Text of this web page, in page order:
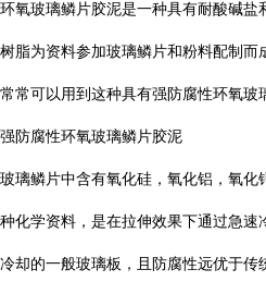
环氧玻璃鳞片胶泥是一种具有耐酸碱盐
树脂为资料参加玻璃鳞片和粉料配制而
常常可以用到这种具有强防腐性环氧玻
强防腐性环氧玻璃鳞片胶泥
玻璃鳞片中含有氧化硅，氧化铝，氧化
种化学资料，是在拉伸效果下通过急
冷却的一般玻璃板，且防腐性远优于